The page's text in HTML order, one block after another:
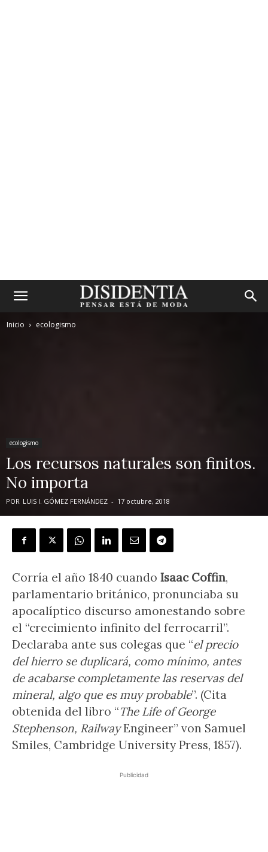
Inicio ecologismo
ecologismo
Los recursos naturales son finitos.
No importa
POR LUIS I. GÓMEZ FERNÁNDEZ - 17 octubre, 2018
Corría el año 1840 cuando Isaac Coffin,
parlamentario británico, pronunciaba su
apocalíptico discurso amonestando sobre
el “crecimiento infinito del ferrocarril”.
Declaraba ante sus colegas que “el precio
del hierro se duplicará, como mínimo, antes
de acabarse completamente las reservas del
mineral, algo que es muy probable”. (Cita
obtenida del libro “The Life of George
Stephenson, RailwayEngineer” von Samuel
Smiles, Cambridge University Press, 1857).
Publicidad